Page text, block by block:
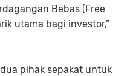
Bebas (Free
utama bagi investor,”
pihak sepakat untuk